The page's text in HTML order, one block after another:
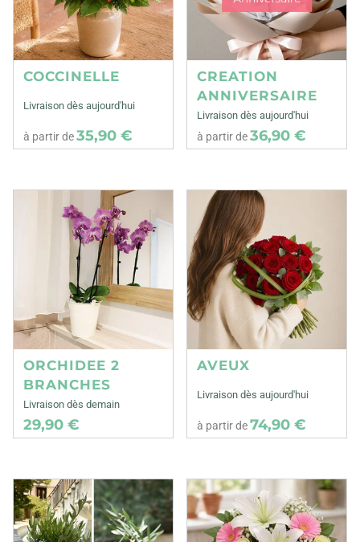
COCCINELLE
Livraison dès aujourd'hui
à partir de35,90 €
CREATION
ANNIVERSAIRE
Livraison dès aujourd'hui
à partir de36,90 €
ORCHIDEE 2
BRANCHES
Livraison dès demain
29,90 €
AVEUX
Livraison dès aujourd'hui
à partir de74,90 €